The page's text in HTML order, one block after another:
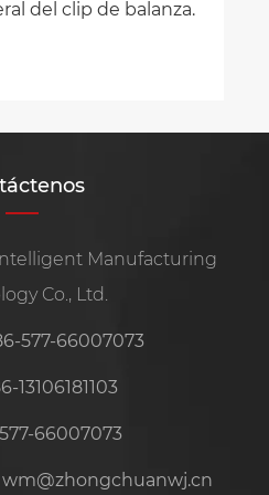
Manufacturing
Co., Ltd.
577-66007073
13106181103
66007073
wm@zhongchuanwj.cn